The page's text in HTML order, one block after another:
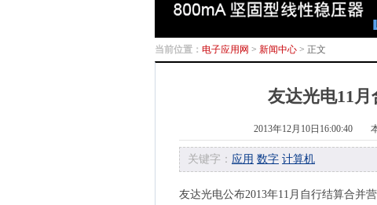
当前位置： 电子应用网 > 新闻中心 > 正文
友达光电11
2013年12月10日16:00:40
关键字： 应用 数字 计算机
友达光电公布2013年11月自行结算合并